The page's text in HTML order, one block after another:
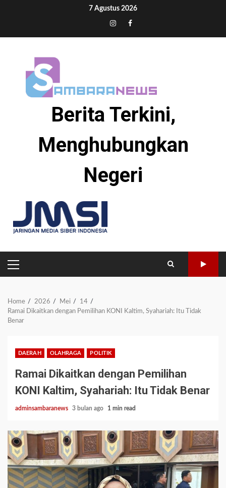
7 Agustus 2026
Tiktok
InstagramFacebook
Berita Terkini,
Menghubungkan
Negeri
PRIMARY
MENU
Home 2026 Mei
14
Ramai Dikaitkan dengan Pemilihan KONI Kaltim, Syahariah: Itu Tidak
Benar
DAERAH OLAHRAGA POLITIK
Ramai Dikaitkan dengan Pemilihan
KONI Kaltim, Syahariah: Itu Tidak Benar
adminsambaranews 3 bulan ago 1 min read